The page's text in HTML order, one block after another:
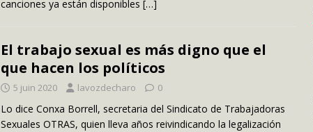
canciones ya están disponibles […]
El trabajo sexual es más digno que el
que hacen los políticos
5 juin 2020 lavozdecharo 0
Lo dice Conxa Borrell, secretaria del Sindicato de Trabajadoras
Sexuales OTRAS, quien lleva años reivindicando la legalización